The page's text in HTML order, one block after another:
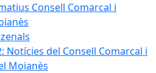
Consell Comarcal i
Notícies del Consell Comarcal i
Moianès